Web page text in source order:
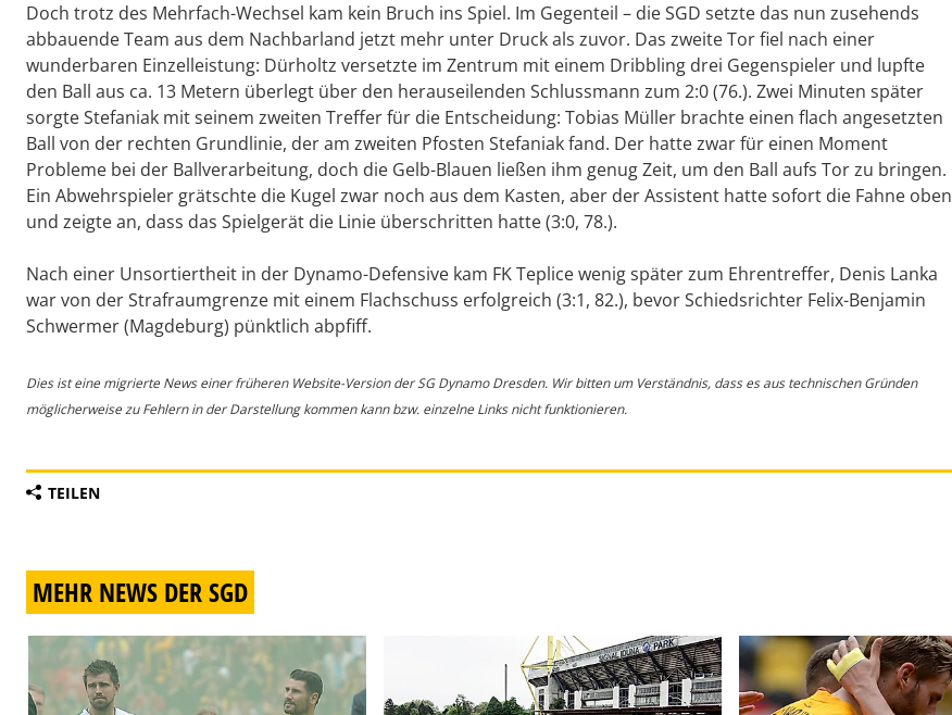
Doch trotz des Mehrfach-Wechsel kam kein Bruch ins Spiel. Im Gegenteil – die SGD setzte das nun zusehends
abbauende Team aus dem Nachbarland jetzt mehr unter Druck als zuvor. Das zweite Tor fiel nach einer
wunderbaren Einzelleistung: Dürholtz versetzte im Zentrum mit einem Dribbling drei Gegenspieler und lupfte
den Ball aus ca. 13 Metern überlegt über den herauseilenden Schlussmann zum 2:0 (76.). Zwei Minuten später
sorgte Stefaniak mit seinem zweiten Treffer für die Entscheidung: Tobias Müller brachte einen flach angesetzten
Ball von der rechten Grundlinie, der am zweiten Pfosten Stefaniak fand. Der hatte zwar für einen Moment
Probleme bei der Ballverarbeitung, doch die Gelb-Blauen ließen ihm genug Zeit, um den Ball aufs Tor zu bringen.
Ein Abwehrspieler grätschte die Kugel zwar noch aus dem Kasten, aber der Assistent hatte sofort die Fahne oben
und zeigte an, dass das Spielgerät die Linie überschritten hatte (3:0, 78.).
Nach einer Unsortiertheit in der Dynamo-Defensive kam FK Teplice wenig später zum Ehrentreffer, Denis Lanka
war von der Strafraumgrenze mit einem Flachschuss erfolgreich (3:1, 82.), bevor Schiedsrichter Felix-Benjamin
Schwermer (Magdeburg) pünktlich abpfiff.
Dies ist eine migrierte News einer früheren Website-Version der SG Dynamo Dresden. Wir bitten um Verständnis, dass es aus technischen Gründen
möglicherweise zu Fehlern in der Darstellung kommen kann bzw. einzelne Links nicht funktionieren.
TEILEN
MEHR NEWS DER SGD